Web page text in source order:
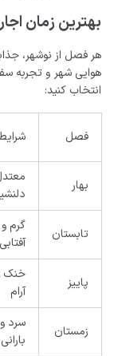
بهترین زمان
هر فصل از نوشهر،
هوایی شهر و تجربه
انتخاب کنید:
فصل
بهار
تابستان
گرم و
آفتابی
پاییز
خنک
آرام
زمستان
سرد و
بارانی